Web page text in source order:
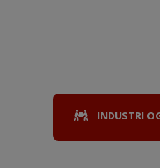
INDUSTRI